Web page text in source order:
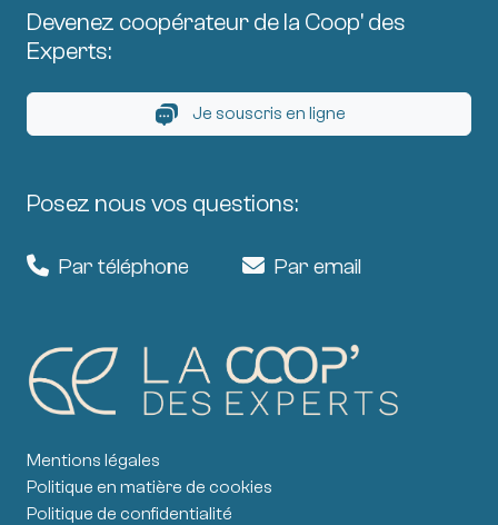
Devenez coopérateur de la Coop' des
Experts:
Je souscris en ligne
Posez nous vos questions:
Par téléphone Par email
Mentions légales
Politique en matière de cookies
Politique de confidentialité